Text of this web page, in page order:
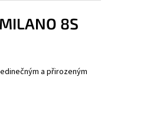
a přirozeným
8S